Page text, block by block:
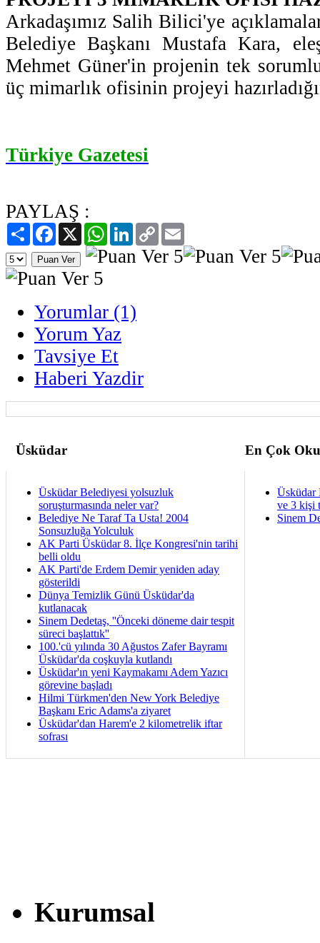
Arkadaşımız Salih Bilici'ye
Belediye Başkanı Mustafa Kara,
Mehmet Güner'in projenin tek sorumlu
üç mimarlık ofisinin projeyi
Türkiye Gazetesi
PAYLAŞ :
PaylaşFacebook
X WhatsAppLinkedIn
Copy
Link
Yorumlar (1)
Yorum Yaz
Tavsiye Et
Haberi Yazdir
Üsküdar En Çok
Üsküdar Belediyesi yolsuzluk
soruşturmasında neler var?
Belediye Ne Taraf Ta Usta! 2004
Sonsuzluğa Yolculuk
AK Parti Üsküdar 8. İlçe Kongresi'nin tarihi
belli oldu
AK Parti'de Erdem Demir yeniden aday
gösterildi
Dünya Temizlik Günü Üsküdar'da
kutlanacak
Sinem Dedetaş, ''Önceki döneme dair tespit
süreci başlattık''
100.'cü yılında 30 Ağustos Zafer Bayramı
Üsküdar'da coşkuyla kutlandı
Üsküdar'ın yeni Kaymakamı Adem Yazıcı
görevine başladı
Hilmi Türkmen'den New York Belediye
Başkanı Eric Adams'a ziyaret
Üsküdar'dan Harem'e 2 kilometrelik iftar
sofrası
Üsküdar
ve 3 kişi
Sinem
Kurumsal